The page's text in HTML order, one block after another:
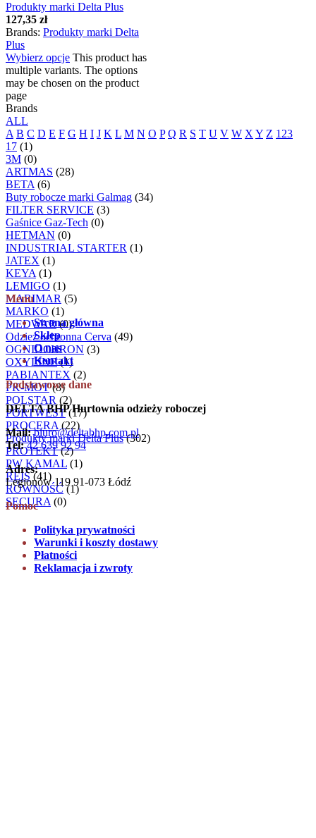
Produkty marki Delta Plus
127,35 zł
Brands: Produkty marki Delta
Plus
Wybierz opcje This product has
multiple variants. The options
may be chosen on the product
page
Brands
ALL
A B C D E F G H I J K L M N O P Q R S T U V W X Y Z 123
17 (1)
3M (0)
ARTMAS (28)
BETA (6)
Buty robocze marki Galmag (34)
FILTER SERVICE (3)
Gaśnice Gaz-Tech (0)
HETMAN (0)
INDUSTRIAL STARTER (1)
JATEX (1)
KEYA (1)
LEMIGO (1)
MARIMAR (5)
MARKO (1)
MEDWAR(0)
Odzież ochronna Cerva (49)
OGNIOCHRON (3)
OXYLINE(1)
PABIANTEX (2)
PK-MOT(8)
POLSTAR (2)
PORTWEST(17)
PROCERA (22)
Produkty marki Delta Plus(302)
PROTEKT(2)
PW KAMAL (1)
REIS(41)
RÓWNOŚĆ(1)
SECURA (0)
Menu
Strona główna
Sklep
O nas
Kontakt
Podstawowe dane
DELTA BHP Hurtownia odzieży roboczej
Mail: biuro@deltabhp.com.pl
Tel: 42 639 92 94
Adres:
Legionów 119 91-073 Łódź
Pomoc
Polityka prywatności
Warunki i koszty dostawy
Płatności
Reklamacja i zwroty